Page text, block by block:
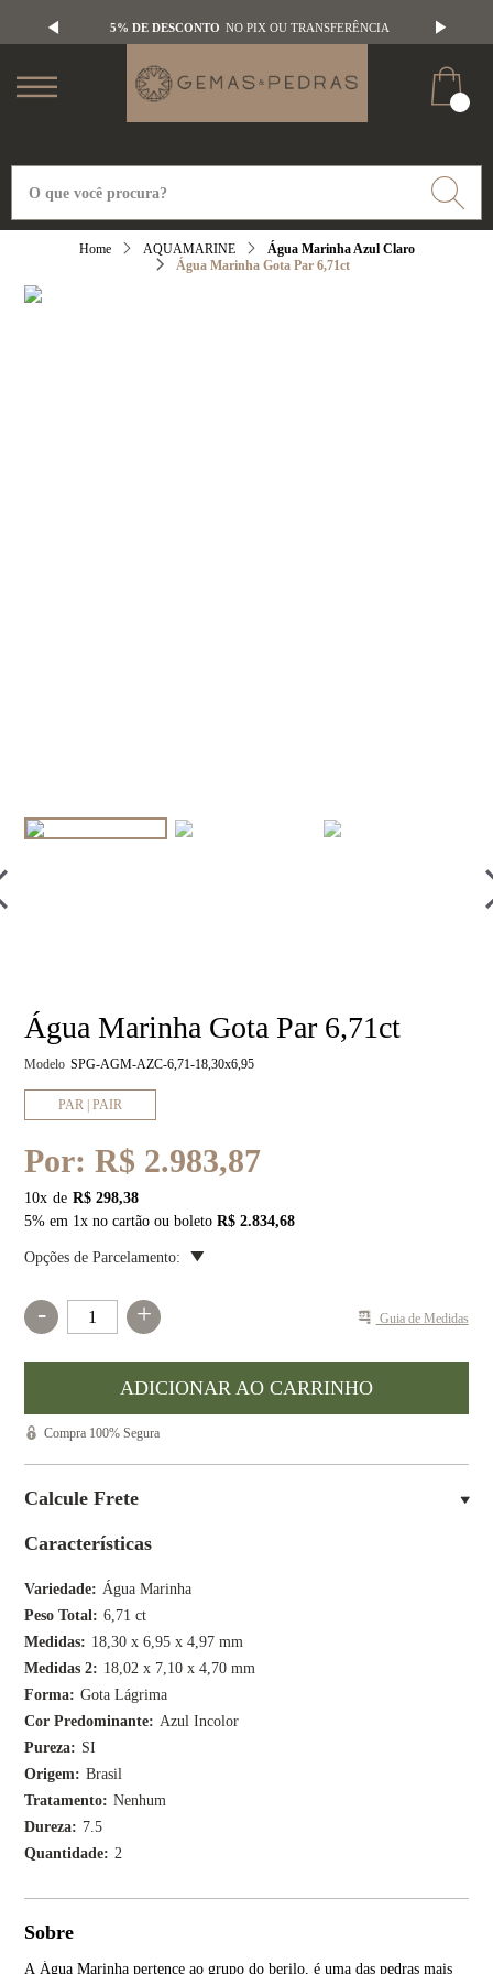
5% DE DESCONTO NO PIX OU TRANSFERÊNCIA
AQUAMARINE
Água Marinha Azul Claro
Água Marinha Gota Par 6,71ct
Características
Variedade
Água Marinha
Peso Total
6,71 ct
Medidas
18,30 x 6,95 x 4,97 mm
Medidas 2
18,02 x 7,10 x 4,70 mm
Forma
Gota Lágrima
Cor Predominante
Azul Incolor
Pureza
SI
Origem
Brasil
Tratamento
Nenhum
Dureza
7.5
Quantidade
2
Sobre
A Água Marinha pertence ao grupo do berilo, é uma das pedras mais
Água Marinha Gota Par 6,71ct
Modelo SPG-AGM-AZC-6,71-18,30x6,95
PAR | PAIR
Por:R$ 2.983,87
10x
R$ 298,38
5% em 1x no cartão ou boletoR$ 2.834,68
Opções de Parcelamento:
- + Guia de Medidas
Compra 100% Segura
Calcule Frete